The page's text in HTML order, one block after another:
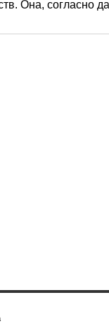
Она, согласно